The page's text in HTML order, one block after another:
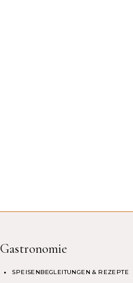
Gastronomie
SPEISENBEGLEITUNGEN & REZEPTE